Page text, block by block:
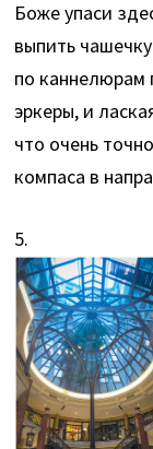
Боже упаси
выпить
по каннелюрам
эркеры, и
что очень
компаса в
5.